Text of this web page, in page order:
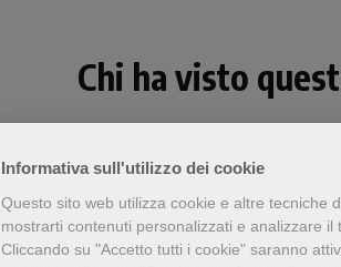
Informativa sull'utilizzo dei cookie
Questo sito web utilizza cookie e altre tecniche
mostrarti contenuti personalizzati e analizzare il
Cliccando su "Accetto tutti i cookie" saranno
Chi ha visto